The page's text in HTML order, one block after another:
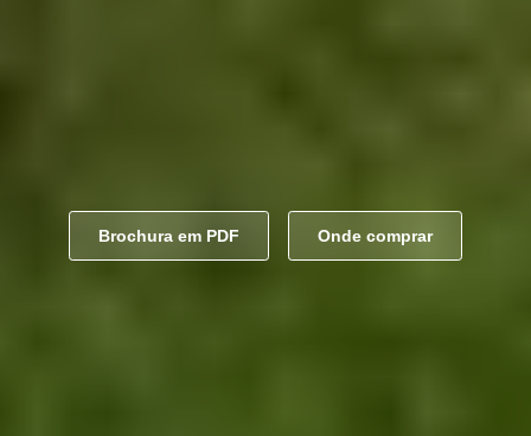
Brochura em PDF Onde comprar